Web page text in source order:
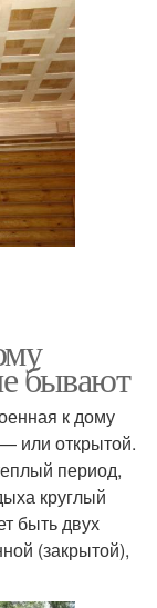
бывают
к дому
или открытой.
период,
круглый
быть двух
(закрытой),